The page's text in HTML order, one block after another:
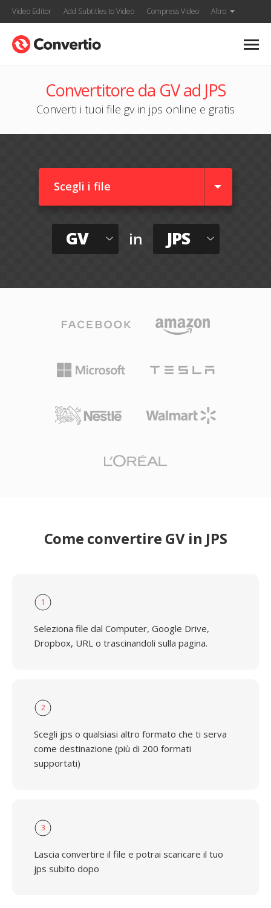
Video Editor Add Subtitles to Video Compress Video Altro
Convertitore da GV ad JPS
Converti i tuoi file gv in jps online e gratis
Scegli i file
GV in JPS
Come convertire GV in JPS
1
Seleziona file dal Computer, Google Drive,
Dropbox, URL o trascinandoli sulla pagina.
2
Scegli jps o qualsiasi altro formato che ti serva
come destinazione (più di 200 formati
supportati)
3
Lascia convertire il file e potrai scaricare il tuo
jps subito dopo